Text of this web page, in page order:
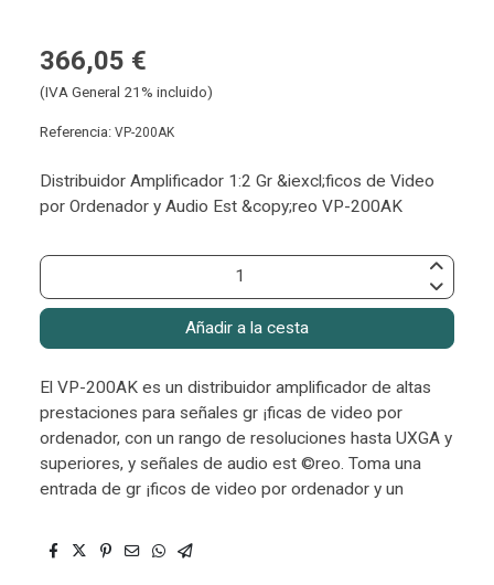
366,05 €
(IVA General 21% incluido)
Referencia: VP-200AK
Distribuidor Amplificador 1:2 Gr &iexcl;ficos de Video
por Ordenador y Audio Est &copy;reo VP-200AK
Añadir a la cesta
El VP-200AK es un distribuidor amplificador de altas
prestaciones para señales gr ¡ficas de video por
ordenador, con un rango de resoluciones hasta UXGA y
superiores, y señales de audio est ©reo. Toma una
entrada de gr ¡ficos de video por ordenador y un